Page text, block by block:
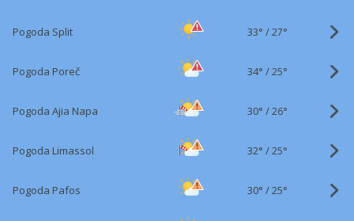
Pogoda Split 33° /27°
Pogoda Poreč 34° /25°
Pogoda Ajia Napa 30° /26°
Pogoda Limassol 32° /25°
Pogoda Pafos 30° /25°